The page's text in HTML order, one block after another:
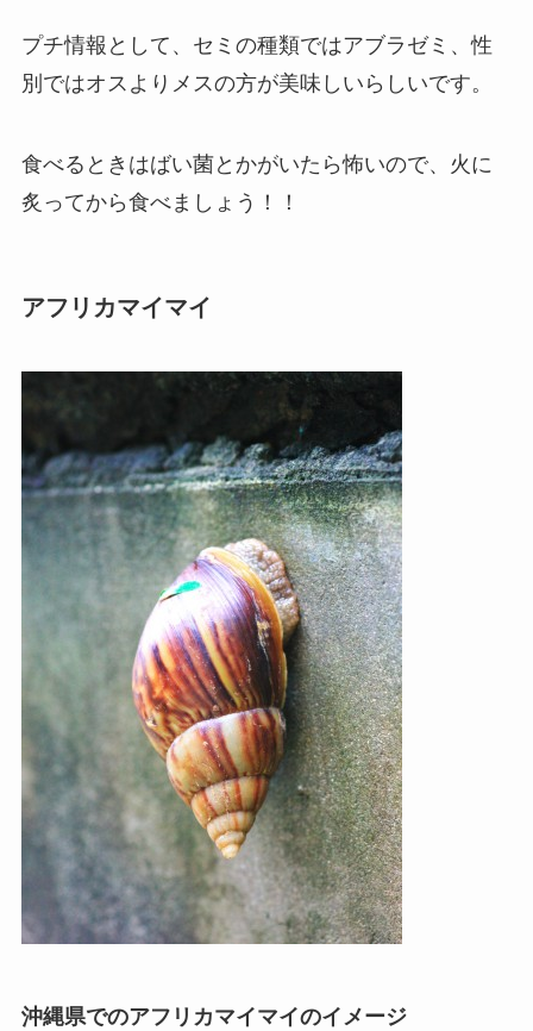
プチ情報として、セミの種類ではアブラゼミ、性
別ではオスよりメスの方が美味しいらしいです。
食べるときはばい菌とかがいたら怖いので、火に
炙ってから食べましょう！！
アフリカマイマイ
沖縄県でのアフリカマイマイのイメージ